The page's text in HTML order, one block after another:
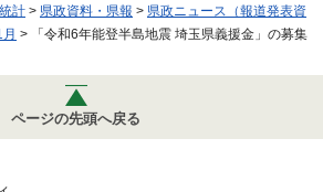
計 > 県政資料・県報 > 県政ニュース（報道発表資
> 「令和6年能登半島地震 埼玉県義援金」の募集
ページの先頭へ戻る